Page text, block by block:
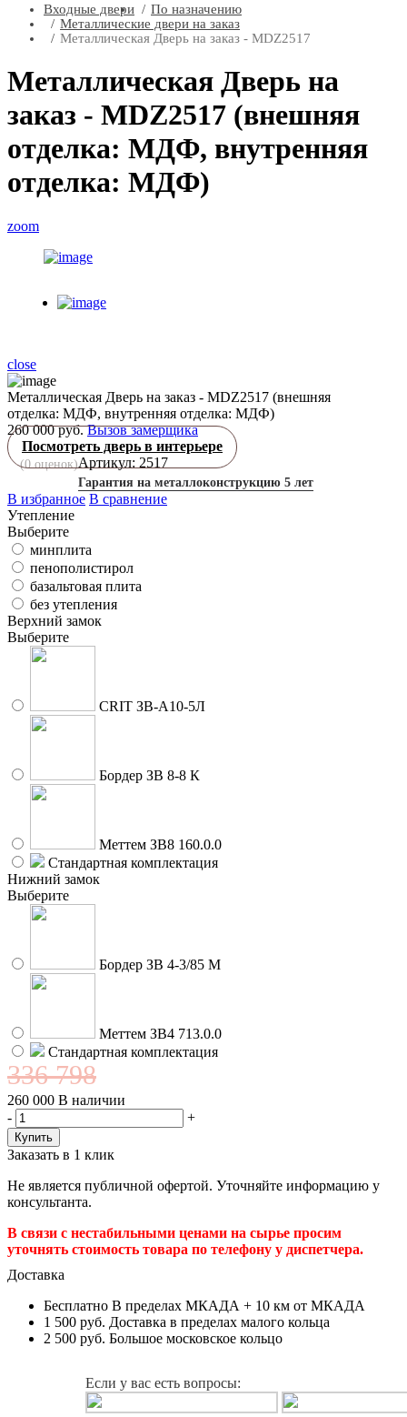
Входные двери
По назначению
Металлические двери на заказ
Металлическая Дверь на заказ - MDZ2517
Металлическая Дверь на
заказ - MDZ2517 (внешняя
отделка: МДФ, внутренняя
отделка: МДФ)
zoom
close
Металлическая Дверь на заказ - MDZ2517 (внешняя
отделка: МДФ, внутренняя отделка: МДФ)
260 000 руб. Вызов замерщика
Посмотреть дверь в интерьере
(0оценок)Артикул: 2517
Гарантия на металлоконструкцию 5 лет
В избранное В сравнение
Утепление
Выберите
минплита
пенополистирол
базальтовая плита
без утепления
Верхний замок
Выберите
CRIT ЗВ-A10-5Л
Бордер ЗВ 8-8 К
Меттем ЗВ8 160.0.0
Стандартная комплектация
Нижний замок
Выберите
Бордер ЗВ 4-3/85 М
Меттем ЗВ4 713.0.0
Стандартная комплектация
336 798
260 000 В наличии
-
+
Заказать в 1 клик
Не является публичной офертой. Уточняйте информацию у
консультанта.
В связи с нестабильными ценами на сырье просим
уточнять стоимость товара по телефону у диспетчера.
Доставка
Бесплатно В пределах МКАДА + 10 км от МКАДА
1 500 руб. Доставка в пределах малого кольца
2 500 руб. Большое московское кольцо
Если у вас есть вопросы: